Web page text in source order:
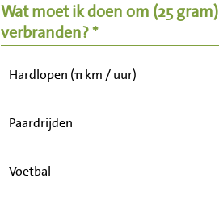
Wat moet ik doen om (25 gram)
verbranden? *
Wandelen (5 km/uur)
Hardlopen (11 km / uur)
Paardrijden
Voetbal